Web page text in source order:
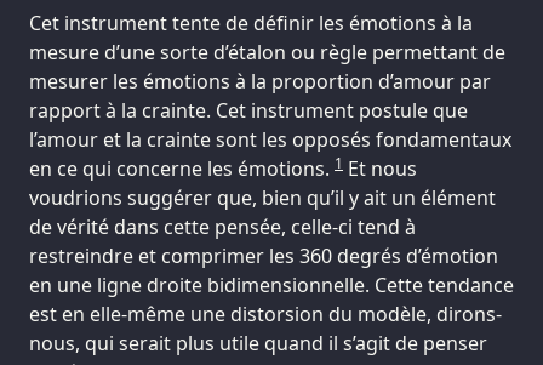
Cet instrument tente de définir les émotions à la
mesure d’une sorte d’étalon ou règle permettant de
mesurer les émotions à la proportion d’amour par
rapport à la crainte. Cet instrument postule que
l’amour et la crainte sont les opposés fondamentaux
en ce qui concerne les émotions. 1 Et nous
voudrions suggérer que, bien qu’il y ait un élément
de vérité dans cette pensée, celle-ci tend à
restreindre et comprimer les 360 degrés d’émotion
en une ligne droite bidimensionnelle. Cette tendance
est en elle-même une distorsion du modèle, dirons-
nous, qui serait plus utile quand il s’agit de penser